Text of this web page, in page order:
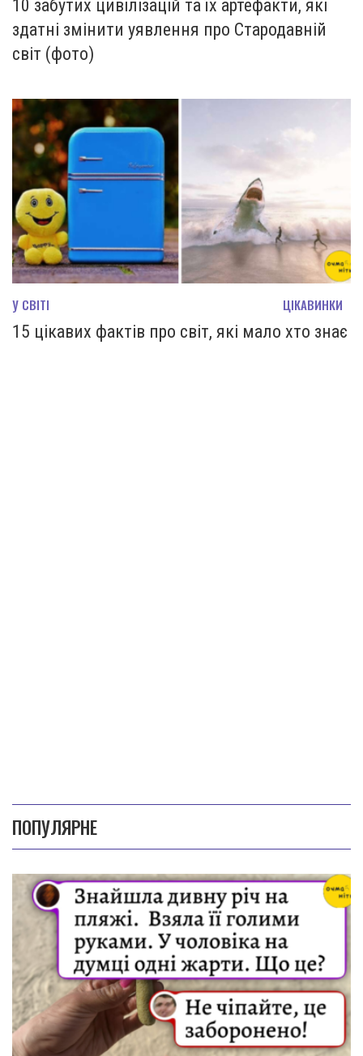
10 забутих цивілізацій та їх артефакти, які
здатні змінити уявлення про Стародавній
світ (фото)
У СВІТІ ЦІКАВИНКИ
15 цікавих фактів про світ, які мало хто знає
ПОПУЛЯРНЕ